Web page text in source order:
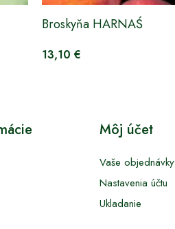
Broskyňa HARNAŚ
13,10 €
Môj účet
Vaše objednávky
Nastavenia účtu
Ukladanie